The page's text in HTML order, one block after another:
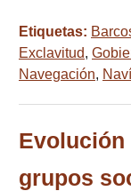
Etiquetas:
Exclavitud,
Navegación,
Evolución
grupos